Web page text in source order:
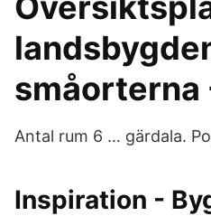
småorterna
Antal rum 6 … gärdala.
Inspiration -